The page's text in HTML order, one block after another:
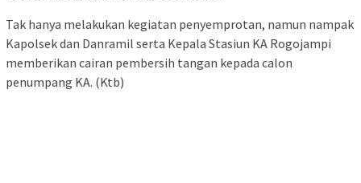
Tak hanya melakukan kegiatan penyemprotan, namun nampak
Kapolsek dan Danramil serta Kepala Stasiun KA Rogojampi
memberikan cairan pembersih tangan kepada calon
penumpang KA. (Ktb)